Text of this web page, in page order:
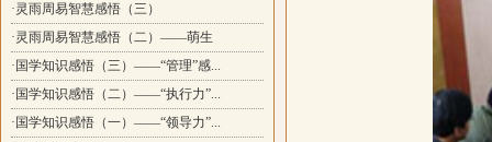
·灵雨周易智慧感悟（三）
·灵雨周易智慧感悟（二）——萌生
·国学知识感悟（三）——“管理”感...
·国学知识感悟（二）——“执行力”...
·国学知识感悟（一）——“领导力”...